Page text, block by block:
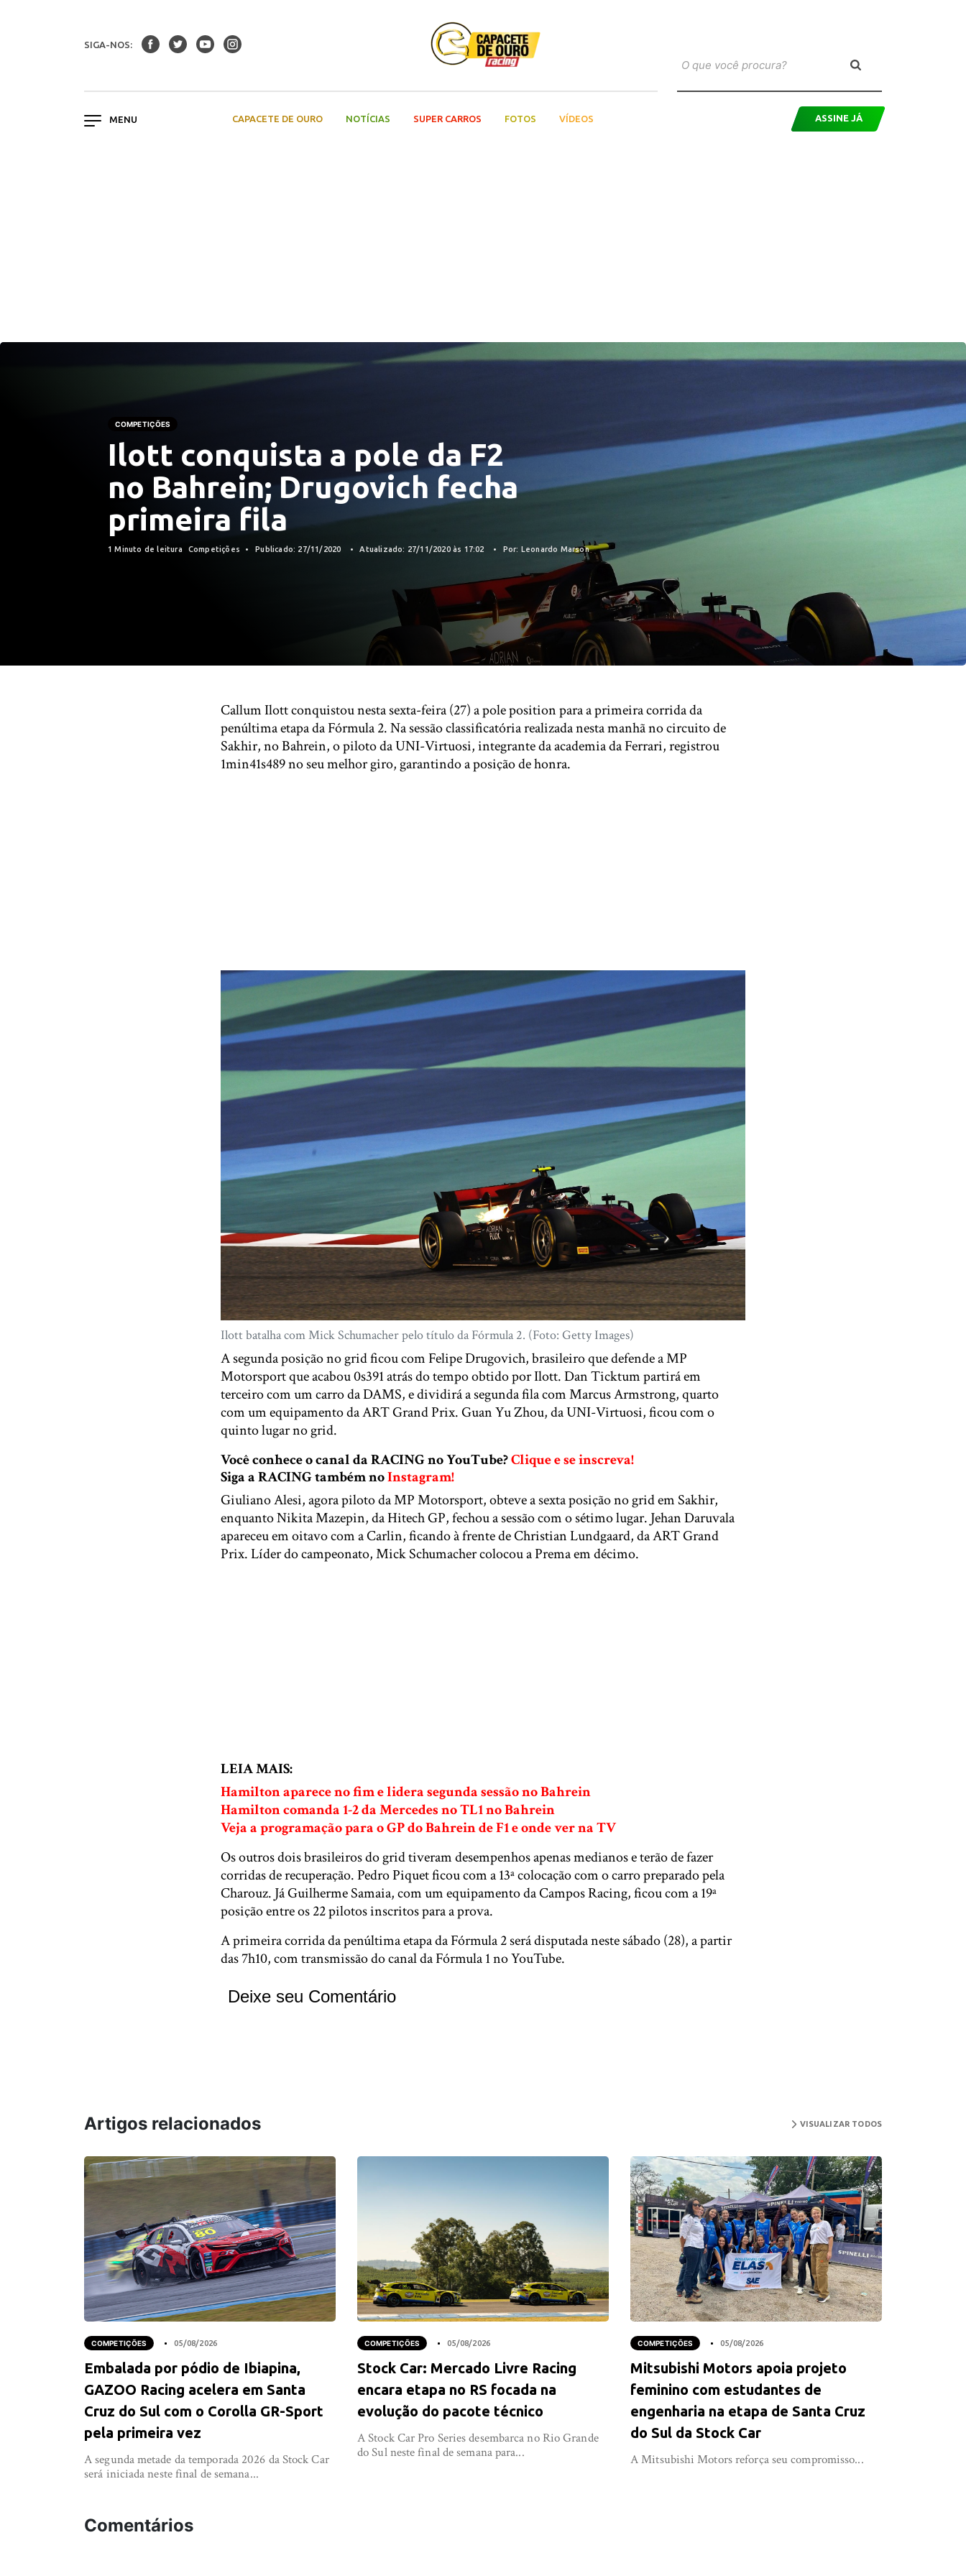
SIGA-NOS:
CAPACETE DE OURO NOTÍCIAS SUPER CARROS FOTOS VÍDEOS ASSINE JÁ
COMPETIÇÕES
Ilott conquista a pole da F2
no Bahrein; Drugovich fecha
primeira fila
1 Minuto de leitura Competições Publicado: 27/11/2020 Atualizado: 27/11/2020 às 17:02 Por: Leonardo Marson
Callum Ilott conquistou nesta sexta-feira (27) a pole position para a primeira corrida da
penúltima etapa da Fórmula 2. Na sessão classificatória realizada nesta manhã no circuito de
Sakhir, no Bahrein, o piloto da UNI-Virtuosi, integrante da academia da Ferrari, registrou
1min41s489 no seu melhor giro, garantindo a posição de honra.
Ilott batalha com Mick Schumacher pelo título da Fórmula 2. (Foto: Getty Images)
A segunda posição no grid ficou com Felipe Drugovich, brasileiro que defende a MP
Motorsport que acabou 0s391 atrás do tempo obtido por Ilott. Dan Ticktum partirá em
terceiro com um carro da DAMS, e dividirá a segunda fila com Marcus Armstrong, quarto
com um equipamento da ART Grand Prix. Guan Yu Zhou, da UNI-Virtuosi, ficou com o
quinto lugar no grid.
Você conhece o canal da RACING no YouTube?Clique e se inscreva!
Siga a RACING também noInstagram!
Giuliano Alesi, agora piloto da MP Motorsport, obteve a sexta posição no grid em Sakhir,
enquanto Nikita Mazepin, da Hitech GP, fechou a sessão com o sétimo lugar. Jehan Daruvala
apareceu em oitavo com a Carlin, ficando à frente de Christian Lundgaard, da ART Grand
Prix. Líder do campeonato, Mick Schumacher colocou a Prema em décimo.
LEIA MAIS:
Hamilton aparece no fim e lidera segunda sessão no Bahrein
Hamilton comanda 1-2 da Mercedes no TL1 no Bahrein
Veja a programação para o GP do Bahrein de F1 e onde ver na TV
Os outros dois brasileiros do grid tiveram desempenhos apenas medianos e terão de fazer
corridas de recuperação. Pedro Piquet ficou com a 13ª colocação com o carro preparado pela
Charouz. Já Guilherme Samaia, com um equipamento da Campos Racing, ficou com a 19ª
posição entre os 22 pilotos inscritos para a prova.
A primeira corrida da penúltima etapa da Fórmula 2 será disputada neste sábado (28), a partir
das 7h10, com transmissão do canal da Fórmula 1 no YouTube.
Deixe seu Comentário
Artigos relacionados VISUALIZAR TODOS
COMPETIÇÕES 05/08/2026
Embalada por pódio de Ibiapina,
GAZOO Racing acelera em Santa
Cruz do Sul com o Corolla GR-Sport
pela primeira vez
A segunda metade da temporada 2026 da Stock Car
será iniciada neste final de semana...
COMPETIÇÕES 05/08/2026
Stock Car: Mercado Livre Racing
encara etapa no RS focada na
evolução do pacote técnico
A Stock Car Pro Series desembarca no Rio Grande
do Sul neste final de semana para...
COMPETIÇÕES 05/08/2026
Mitsubishi Motors apoia projeto
feminino com estudantes de
engenharia na etapa de Santa Cruz
do Sul da Stock Car
A Mitsubishi Motors reforça seu compromisso...
Comentários